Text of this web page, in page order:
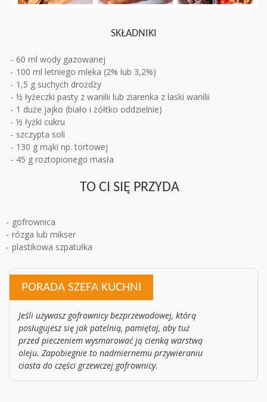
SKŁADNIKI
60 ml wody gazowanej
100 ml letniego mleka (2% lub 3,2%)
1,5 g suchych drożdży
½ łyżeczki pasty z wanilii lub ziarenka z laski wanilii
1 duże jajko (biało i żółtko oddzielnie)
½ łyżki cukru
szczypta soli
130 g mąki np. tortowej
45 g roztopionego masła
TO CI SIĘ PRZYDA
gofrownica
rózga lub mikser
plastikowa szpatułka
PORADA SZEFA KUCHNI
Jeśli używasz gofrownicy bezprzewodowej, którą
posługujesz się jak patelnią, pamiętaj, aby tuż
przed pieczeniem wysmarować ją cienką warstwą
oleju. Zapobiegnie to nadmiernemu przywieraniu
ciasta do części grzewczej gofrownicy.